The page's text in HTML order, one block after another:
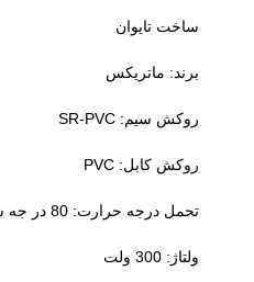
ساخت تایوان
برند: ماتریکس
روکش سیم: SR-PVC
روکش کابل: PVC
تحمل درجه حرارت: 80 در جه سانتی گراد
ولتاژ: 300 ولت